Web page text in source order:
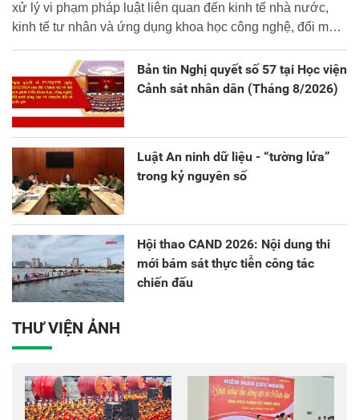
xử lý vi phạm pháp luật liên quan đến kinh tế nhà nước,
kinh tế tư nhân và ứng dụng khoa học công nghệ, đổi mới
Bản tin Nghị quyết số 57 tại Học viện
Cảnh sát nhân dân (Tháng 8/2026)
Luật An ninh dữ liệu - “tường lửa”
trong kỷ nguyên số
Hội thao CAND 2026: Nội dung thi
mới bám sát thực tiễn công tác
chiến đấu
THƯ VIỆN ẢNH